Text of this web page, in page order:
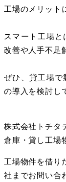
工場のメリット
スマート工場と
改善や人手不足
ぜひ、貸工場で
の導入を検討し
株式会社トチタ
倉庫・貸し工場
工場物件を借り
社までお問い合